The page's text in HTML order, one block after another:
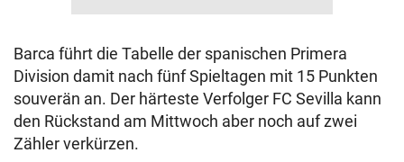
Barca führt die Tabelle der spanischen Primera
Division damit nach fünf Spieltagen mit 15 Punkten
souverän an. Der härteste Verfolger FC Sevilla kann
den Rückstand am Mittwoch aber noch auf zwei
Zähler verkürzen.